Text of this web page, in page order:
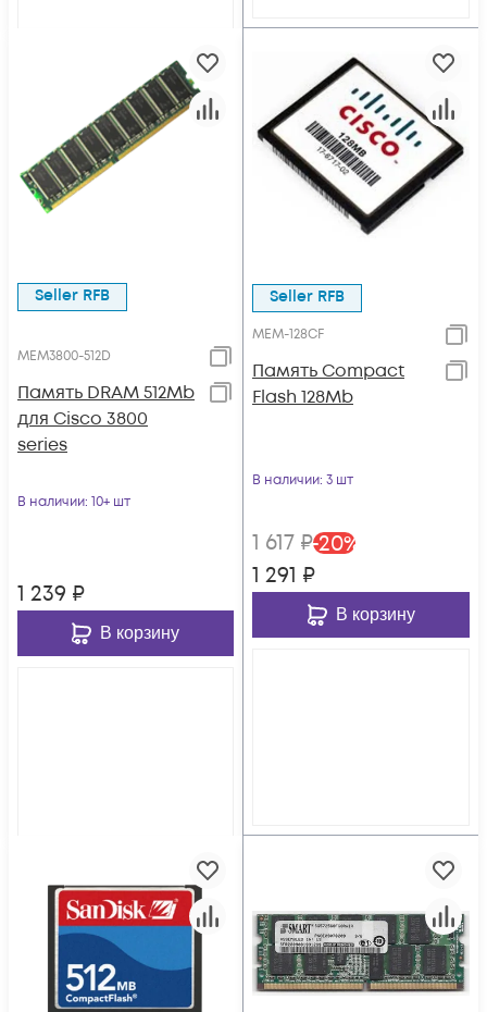
Seller RFB
MEM3800-512D
Память DRAM 512Mb
для Cisco 3800
series
В наличии: 10+ шт
1 239 ₽
В корзину
Seller RFB
MEM-128CF
Память Compact
Flash 128Mb
В наличии: 3 шт
1 617 ₽-20%
1 291 ₽
В корзину